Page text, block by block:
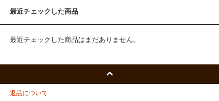
最近チェックした商品
最近チェックした商品はまだありません。
返品について